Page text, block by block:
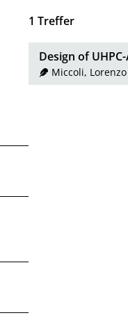
1 Treffer
Design of
Miccoli, Lorenzo